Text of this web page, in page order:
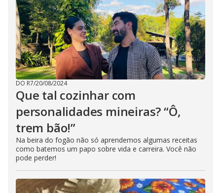
DO R7/20/08/2024
Que tal cozinhar com
personalidades mineiras? “Ô,
trem bão!”
Na beira do fogão não só aprendemos algumas receitas
como batemos um papo sobre vida e carreira. Você não
pode perder!